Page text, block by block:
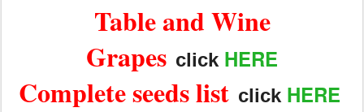
Table and Wine
Grapes click HERE
Complete seeds list click HERE